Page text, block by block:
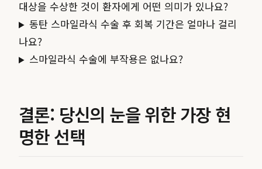
대상을 수상한 것이 환자에게 어떤 의미가 있나요?
동탄 스마일라식 수술 후 회복 기간은 얼마나 걸리
나요?
스마일라식 수술에 부작용은 없나요?
결론: 당신의 눈을 위한 가장 현
명한 선택